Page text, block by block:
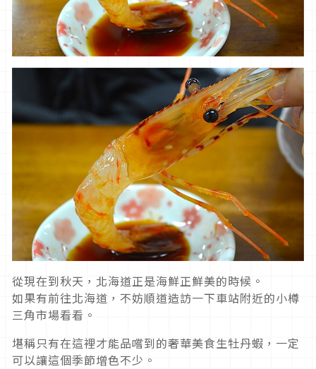
從現在到秋天，北海道正是海鮮正鮮美的時候。
如果有前往北海道，不妨順道造訪一下車站附近的小樽
三角市場看看。
堪稱只有在這裡才能品嚐到的奢華美食生牡丹蝦，一定
可以讓這個季節增色不少。